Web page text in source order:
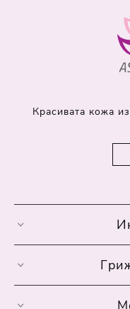
Красивата кожа